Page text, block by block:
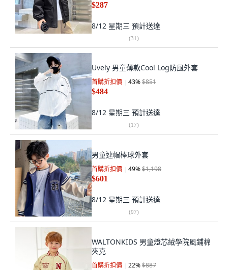
$287
8/12 星期三 預計送達
(31)
Uvely 男童薄款Cool Log防風外套
首購折扣價 43%$851
$484
8/12 星期三 預計送達
(17)
男童連帽棒球外套
首購折扣價 49%$1,198
$601
8/12 星期三 預計送達
(97)
WALTONKIDS 男童燈芯絨學院風鋪棉
夾克
首購折扣價 22%$887